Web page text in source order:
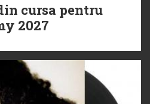
cursa pentru
2027